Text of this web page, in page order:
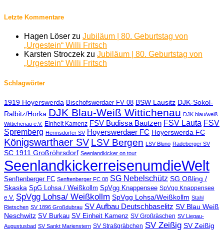
Letzte Kommentare
Hagen Löser zu Jubiläum | 80. Geburtstag von
„Urgestein“ Willi Fritsch
Karsten Stroczek zu Jubiläum | 80. Geburtstag von
„Urgestein“ Willi Fritsch
Schlagwörter
1919 Hoyerswerda Bischofswerdaer FV 08 BSW Lausitz DJK-Sokol-
Ralbitz/Horka DJK Blau-Weiß Wittichenau DJK blau/weiß
Wittichenau e.V. Einheit Kamenz FSV Budissa Bautzen FSV Lauta FSV
Spremberg Hermsdorfer SV Hoyerswerdaer FC Hoyerswerda FC
Königswarthaer SV LSV Bergen LSV Bluno Radeberger SV
SC 1911 Großröhrsdorf Seenlandkicker on tour
SeenlandkickerreisenumdieWelt
Senftenberger FC Senftenberger FC 08 SG Nebelschütz SG Oßling /
Skaska SpG Lohsa / Weißkollm SpVgg Knappensee SpVgg Knappensee
e.V. SpVgg Lohsa/ Weißkollm SpVgg Lohsa/Weißkollm Stahl
Rietschen SV 1896 Großdubrau SV Aufbau Deutschbaselitz SV Blau Weiß
Neschwitz SV Burkau SV Einheit Kamenz SV Großräschen SV Liegau-
Augustusbad SV Sankt Marienstern SV Straßgräbchen SV Zeißig SV Zeißig